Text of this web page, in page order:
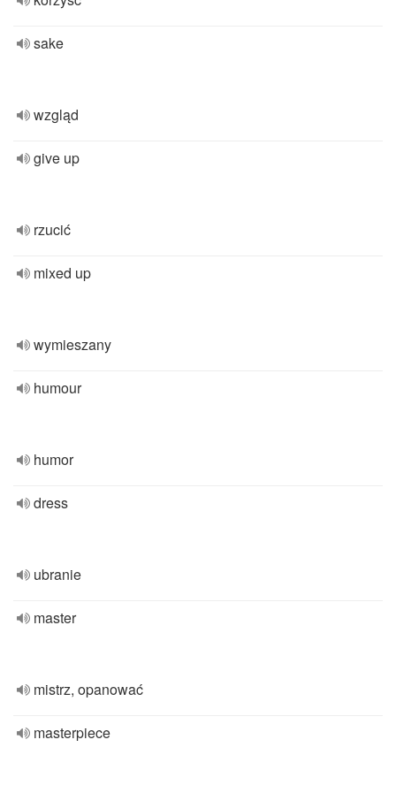
sake
wzgląd
give up
rzucić
mixed up
wymieszany
humour
humor
dress
ubranie
master
mistrz, opanować
masterpiece